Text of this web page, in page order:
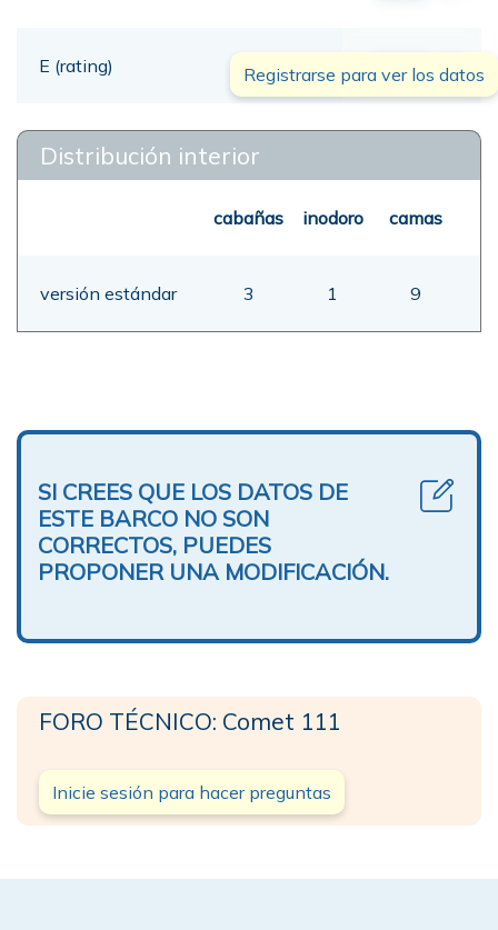
E (rating) 00,00 mt
Registrarse para ver los datos
Distribución interior
cabañas inodoro camas
versión estándar 3 1 9
SI CREES QUE LOS DATOS DE
ESTE BARCO NO SON
CORRECTOS, PUEDES
PROPONER UNA MODIFICACIÓN.
FORO TÉCNICO: Comet 111
Inicie sesión para hacer preguntas